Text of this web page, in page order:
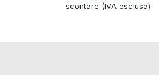
scontare (IVA esclusa)